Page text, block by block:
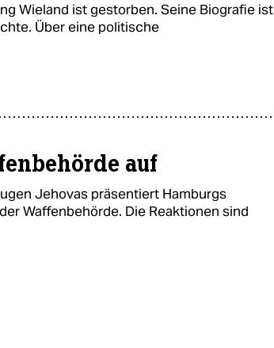
Wieland ist gestorben. Seine Biografie ist
Über eine politische
auf
Jehovas präsentiert Hamburgs
Waffenbehörde. Die Reaktionen sind